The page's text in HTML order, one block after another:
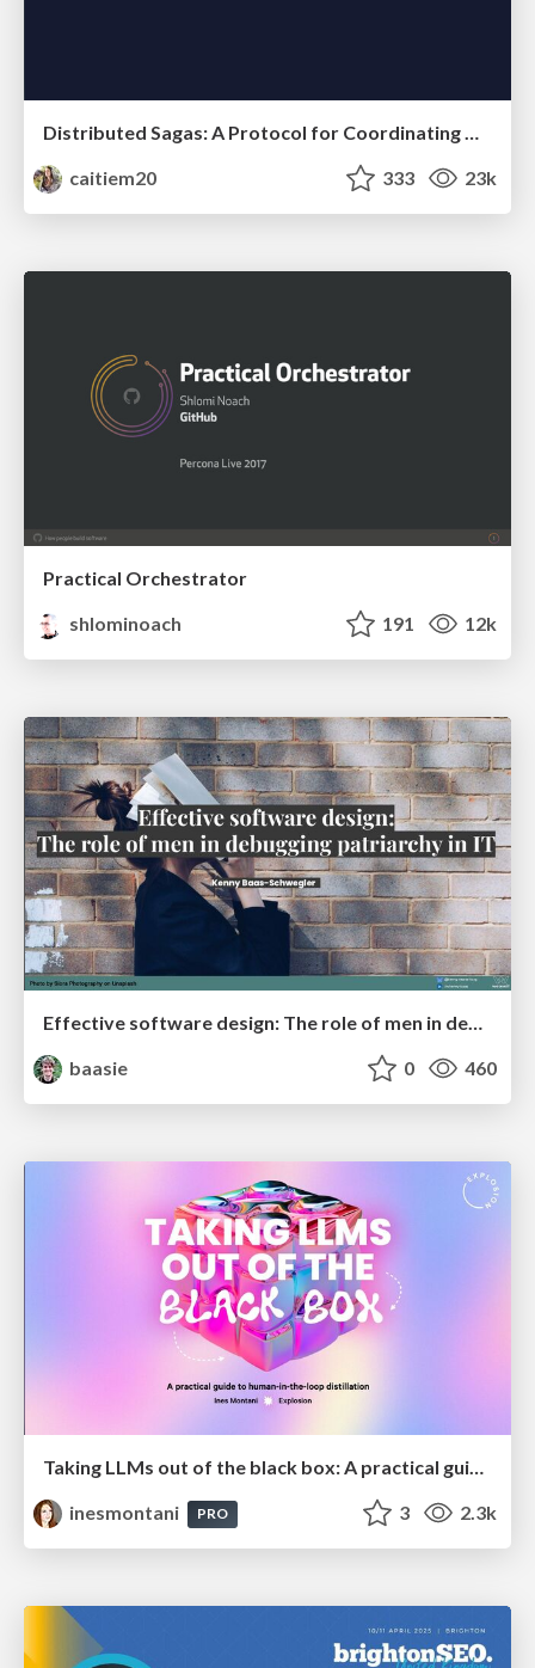
Distributed Sagas: A Protocol for Coordinating Microservices
caitiem20
333 23k
Practical Orchestrator
shlominoach
191 12k
Effective software design: The role of men in debugging patriarchy in IT @ Voxxed Days AMS
baasie
0 460
Taking LLMs out of the black box: A practical guide to human-in-the-loop distillation
inesmontani
PRO 3 2.3k